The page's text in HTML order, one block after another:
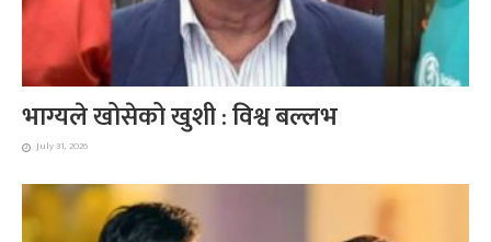
भाग्यले खोसेको खुशी : विश्व बल्लभ
July 31, 2026